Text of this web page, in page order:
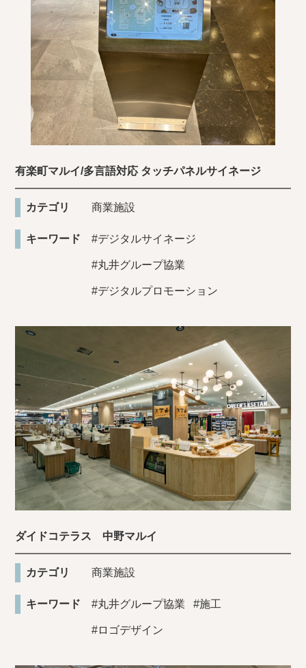
有楽町マルイ/多言語対応 タッチパネルサイネージ
カテゴリ 商業施設
キーワード #デジタルサイネージ
#丸井グループ協業
#デジタルプロモーション
ダイドコテラス 中野マルイ
カテゴリ 商業施設
キーワード #丸井グループ協業 #施工
#ロゴデザイン